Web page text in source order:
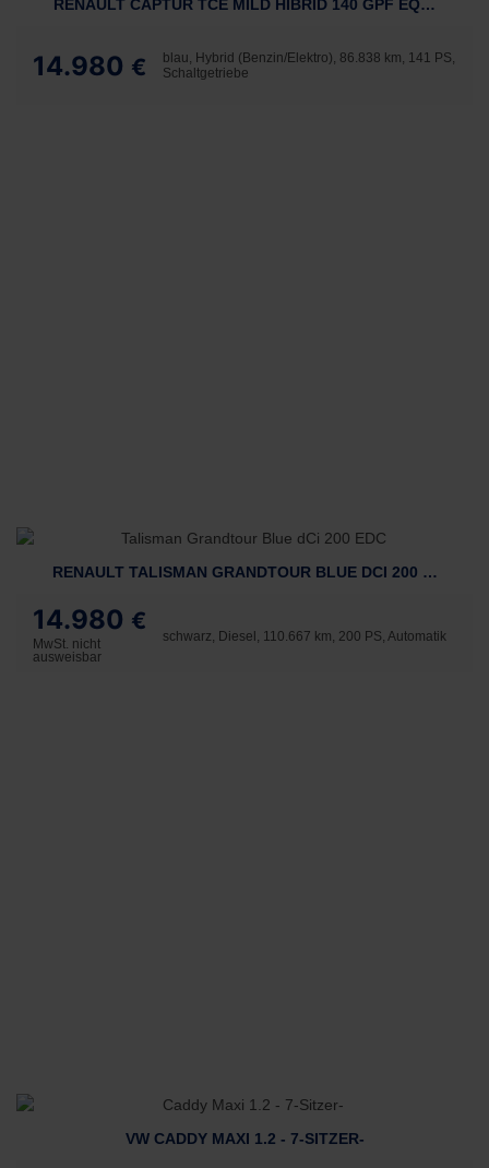
RENAULT CAPTUR TCE MILD HIBRID 140 GPF EQUILIBRE
14.980 €
blau, Hybrid (Benzin/Elektro), 86.838 km, 141 PS,
Schaltgetriebe
RENAULT TALISMAN GRANDTOUR BLUE DCI 200 EDC
14.980 €
MwSt. nicht
ausweisbar
schwarz, Diesel, 110.667 km, 200 PS, Automatik
VW CADDY MAXI 1.2 - 7-SITZER-